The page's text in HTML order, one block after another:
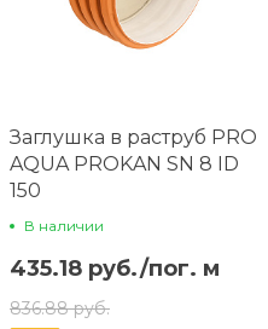
Заглушка в раструб PRO
AQUA PROKAN SN 8 ID
150
В наличии
435.18 руб./пог. м
836.88 руб.